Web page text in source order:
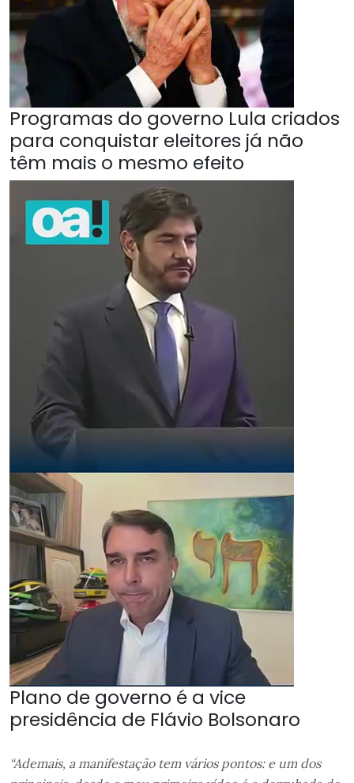
Programas do governo Lula criados
para conquistar eleitores já não
têm mais o mesmo efeito
Plano de governo é a vice
presidência de Flávio Bolsonaro
“Ademais, a manifestação tem vários pontos: e um dos